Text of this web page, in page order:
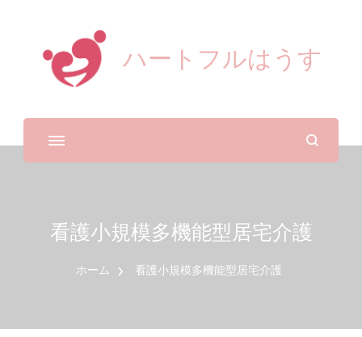
ハートフルはうす
看護小規模多機能型居宅介護
ホーム 看護小規模多機能型居宅介護